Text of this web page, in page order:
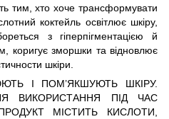
тим, хто хоче трансформувати
коктейль освітлює шкіру,
з гіперпігментацією й
коригує зморшки та відновлює
шкіри.
І ПОМ’ЯКШУЮТЬ ШКІРУ.
ВИКОРИСТАННЯ ПІД ЧАС
МІСТИТЬ КИСЛОТИ,